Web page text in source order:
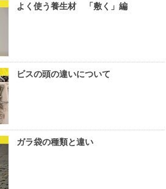
よく使う養生材 「敷く」編
ビスの頭の違いについて
ガラ袋の種類と違い